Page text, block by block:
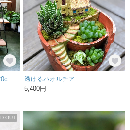
透けるハオルチア
5,400円
OUT